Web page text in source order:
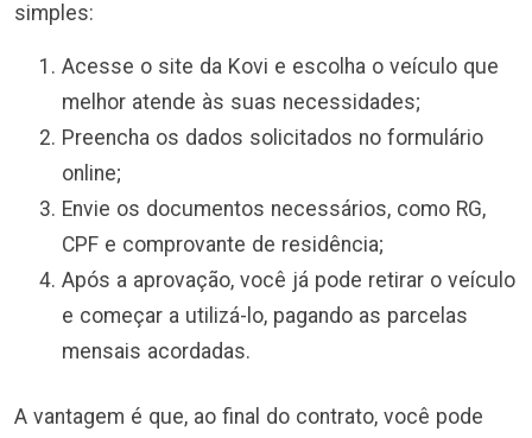
simples:
Acesse o site da Kovi e escolha o veículo que
melhor atende às suas necessidades;
Preencha os dados solicitados no formulário
online;
Envie os documentos necessários, como RG,
CPF e comprovante de residência;
Após a aprovação, você já pode retirar o veículo
e começar a utilizá-lo, pagando as parcelas
mensais acordadas.
A vantagem é que, ao final do contrato, você pode